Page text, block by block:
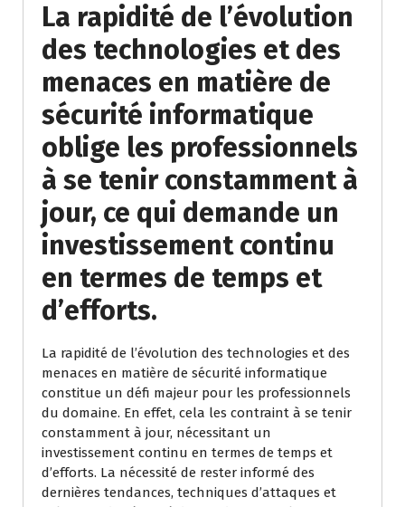
La rapidité de l’évolution
des technologies et des
menaces en matière de
sécurité informatique
oblige les professionnels
à se tenir constamment à
jour, ce qui demande un
investissement continu
en termes de temps et
d’efforts.
La rapidité de l’évolution des technologies et des
menaces en matière de sécurité informatique
constitue un défi majeur pour les professionnels
du domaine. En effet, cela les contraint à se tenir
constamment à jour, nécessitant un
investissement continu en termes de temps et
d’efforts. La nécessité de rester informé des
dernières tendances, techniques d’attaques et